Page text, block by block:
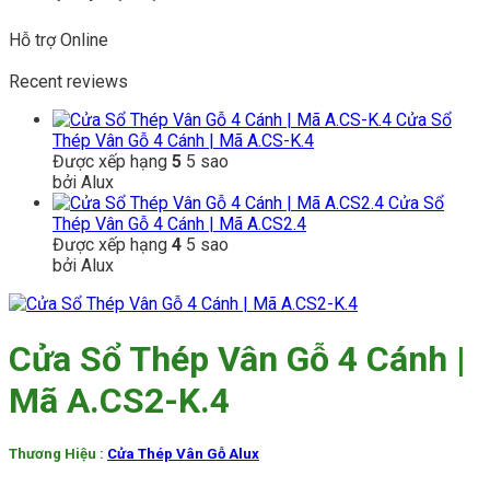
Hỗ trợ Online
Recent reviews
Cửa Sổ
Thép Vân Gỗ 4 Cánh | Mã A.CS-K.4
Được xếp hạng 5 5 sao
bởi Alux
Cửa Sổ
Thép Vân Gỗ 4 Cánh | Mã A.CS2.4
Được xếp hạng 4 5 sao
bởi Alux
Cửa Sổ Thép Vân Gỗ 4 Cánh |
Mã A.CS2-K.4
Thương Hiệu : Cửa Thép Vân Gỗ Alux